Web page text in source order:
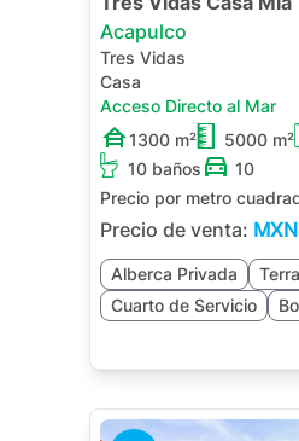
Acapulco
Tres Vidas
Casa
Acceso Directo al Mar
1300 m²
5000 m²
10 baños
10
Precio por metro
Precio de venta: MXN
Alberca Privada
Cuarto de Servicio